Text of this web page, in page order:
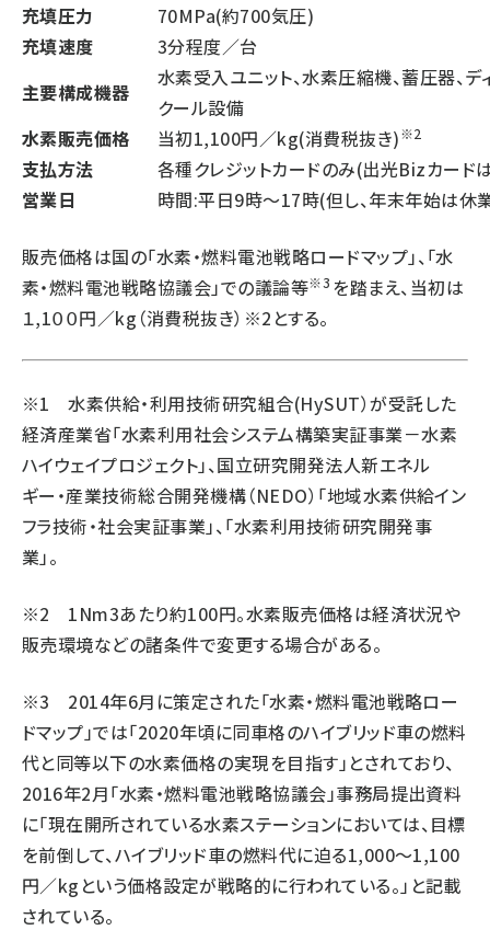
充填圧力
70MPa(約700気圧)
充填速度
3分程度／台
主要構成機器
水素受入ユニット、水素圧縮機、蓄圧器、デ
クール設備
水素販売価格
当初1,100円／kg(消費税抜き)※2
支払方法
各種クレジットカードのみ(出光Bizカード
営業日
時間:平日9時～17時(但し、年末年始は休
販売価格は国の「水素・燃料電池戦略ロードマップ」、「水
素・燃料電池戦略協議会」での議論等※3 を踏まえ、当初は
１,1００円／kg（消費税抜き）※2とする。
※1水素供給・利用技術研究組合(HySUT）が受託した
経済産業省「水素利用社会システム構築実証事業－水素
ハイウェイプロジェクト」、国立研究開発法人新エネル
ギー・産業技術総合開発機構（NEDO） 「地域水素供給イン
フラ技術・社会実証事業」、「水素利用技術研究開発事
業」。
※2 1Nm3あたり約100円。水素販売価格は経済状況や
販売環境などの諸条件で変更する場合がある。
※3 2014年6月に策定された「水素・燃料電池戦略ロー
ドマップ」では「2020年頃に同車格のハイブリッド車の燃料
代と同等以下の水素価格の実現を目指す」とされており、
2016年2月「水素・燃料電池戦略協議会」事務局提出資料
に「現在開所されている水素ステーションにおいては、目標
を前倒して、ハイブリッド車の燃料代に迫る1,000～1,100
円／kgという価格設定が戦略的に行われている。」と記載
されている。